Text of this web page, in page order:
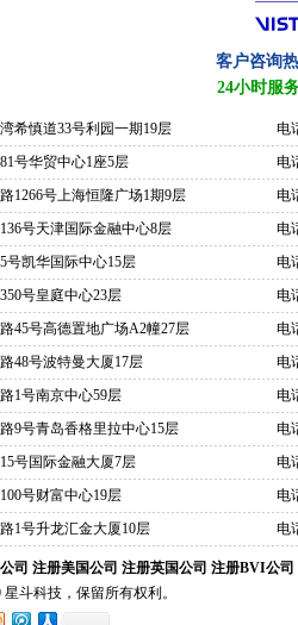
客户咨询
24小时服
希慎道33号利园一期19层
电
号华贸中心1座5层
电
1266号上海恒隆广场1期9层
电
号天津国际金融中心8层
电
号凯华国际中心15层
电
号皇庭中心23层
电
45号高德置地广场A2幢27层
电
48号波特曼大厦17层
电
1号南京中心59层
电
9号青岛香格里拉中心15层
电
号国际金融大厦7层
电
号财富中心19层
电
1号升龙汇金大厦10层 电
司 注册美国公司 注册英国公司 注册BVI公司
斗科技，保留所有权利。